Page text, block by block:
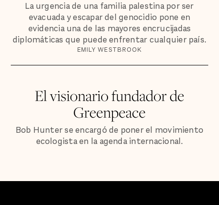
La urgencia de una familia palestina por ser
evacuada y escapar del genocidio pone en
evidencia una de las mayores encrucijadas
diplomáticas que puede enfrentar cualquier país.
EMILY WESTBROOK
El visionario fundador de
Greenpeace
Bob Hunter se encargó de poner el movimiento
ecologista en la agenda internacional.